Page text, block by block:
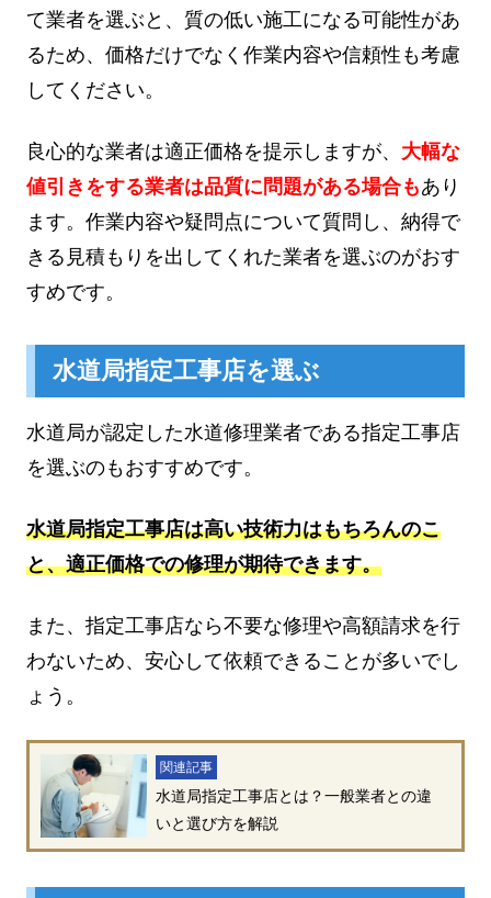
て業者を選ぶと、質の低い施工になる可能性があ
るため、価格だけでなく作業内容や信頼性も考慮
してください。
良心的な業者は適正価格を提示しますが、 大幅な
値引きをする業者は品質に問題がある場合もあり
ます。作業内容や疑問点について質問し、納得で
きる見積もりを出してくれた業者を選ぶのがおす
すめです。
水道局指定工事店を選ぶ
水道局が認定した水道修理業者である指定工事店
を選ぶのもおすすめです。
水道局指定工事店は高い技術力はもちろんのこ
と、適正価格での修理が期待できます。
また、指定工事店なら不要な修理や高額請求を行
わないため、安心して依頼できることが多いでし
ょう。
関連記事
水道局指定工事店とは？一般業者との違
いと選び方を解説